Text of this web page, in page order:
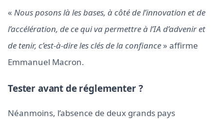
« Nous posons là les bases, à côté de l’innovation et de
l’accélération, de ce qui va permettre à l’IA d’advenir et
de tenir, c’est-à-dire les clés de la confiance » affirme
Emmanuel Macron.
Tester avant de réglementer ?
Néanmoins, l’absence de deux grands pays